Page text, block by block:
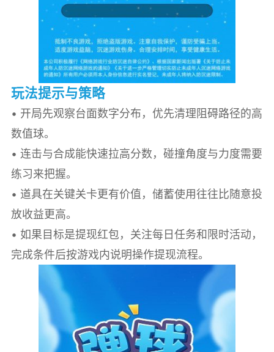
玩法提示与策略
• 开局先观察台面数字分布，优先清理阻碍路径的高
数值球。
• 连击与合成能快速拉高分数，碰撞角度与力度需要
练习来把握。
• 道具在关键关卡更有价值，储蓄使用往往比随意投
放收益更高。
• 如果目标是提现红包，关注每日任务和限时活动，
完成条件后按游戏内说明操作提现流程。